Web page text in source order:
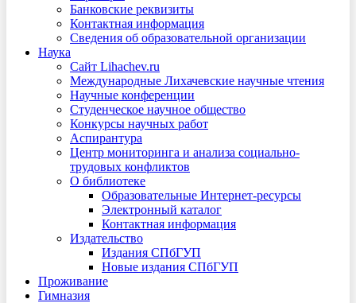
Банковские реквизиты
Контактная информация
Сведения об образовательной организации
Наука
Сайт Lihachev.ru
Международные Лихачевские научные чтения
Научные конференции
Студенческое научное общество
Конкурсы научных работ
Аспирантура
Центр мониторинга и анализа социально-
трудовых конфликтов
О библиотеке
Образовательные Интернет-ресурсы
Электронный каталог
Контактная информация
Издательство
Издания СПбГУП
Новые издания СПбГУП
Проживание
Гимназия